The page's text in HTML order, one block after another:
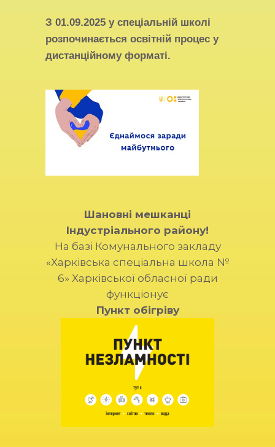
З 01.09.2025 у спеціальній школі
розпочинається освітній процес у
дистанційному форматі.
Шановні мешканці
Індустріального району!
На базі Комунального закладу
«Харківська спеціальна школа №
6» Харківської обласної ради
функціонує
Пункт обігріву